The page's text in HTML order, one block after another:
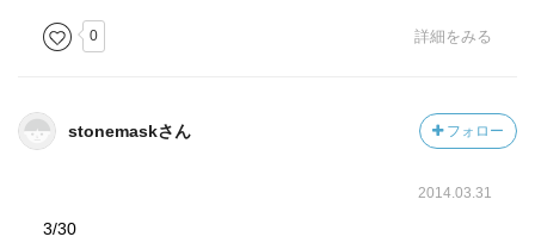
0 詳細をみる
stonemaskさん フォロー
2014.03.31
3/30